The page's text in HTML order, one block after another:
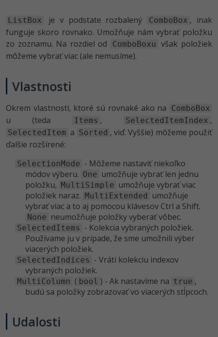
ListBox je v podstate rozbalený ComboBox , inak
funguje skoro rovnako. Umožňuje nám vybrať položku
zo zoznamu. Na rozdiel od
ComboBoxu
však položiek
môžeme vybrať viac (ale nemusíme).
Vlastnosti
Okrem vlastností, ktoré sú rovnaké ako na ComboBox
u (teda Items , SelectedItemIndex ,
SelectedItem a Sorted , viď. Vyššie) môžeme použiť
ďalšie rozšírené:
SelectionMode - Môžeme nastaviť niekoľko
módov výberu. One umožňuje vybrať len jednu
položku, MultiSimple umožňuje vybrať viac
položiek naraz. MultiExtended
umožňuje
vybrať viac a to aj pomocou klávesov Ctrl a Shift.
None neumožňuje položky vyberať vôbec.
SelectedItems - Kolekcia vybraných položiek.
Používame ju v prípade, že sme umožnili výber
viacerých položiek.
SelectedIndices - Vráti kolekciu indexov
vybraných položiek.
MultiColumn ( bool ) - Ak nastavíme na true ,
budú sa položky zobrazovať vo viacerých stĺpcoch.
Udalosti